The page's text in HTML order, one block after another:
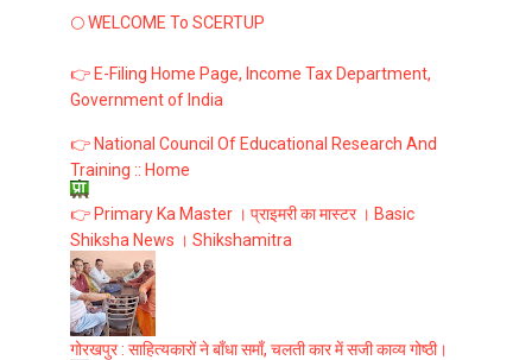
🌕 WELCOME To SCERTUP
👉 E-Filing Home Page, Income Tax Department,
Government of India
👉 National Council Of Educational Research And
Training :: Home
👉 Primary Ka Master । प्राइमरी का मास्टर । Basic
Shiksha News । Shikshamitra
गोरखपुर : साहित्यकारों ने बाँधा समाँ, चलती कार में सजी काव्य गोष्ठी।